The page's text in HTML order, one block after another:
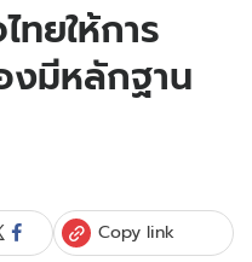
ทยให้การ
งมีหลักฐาน
Copy link